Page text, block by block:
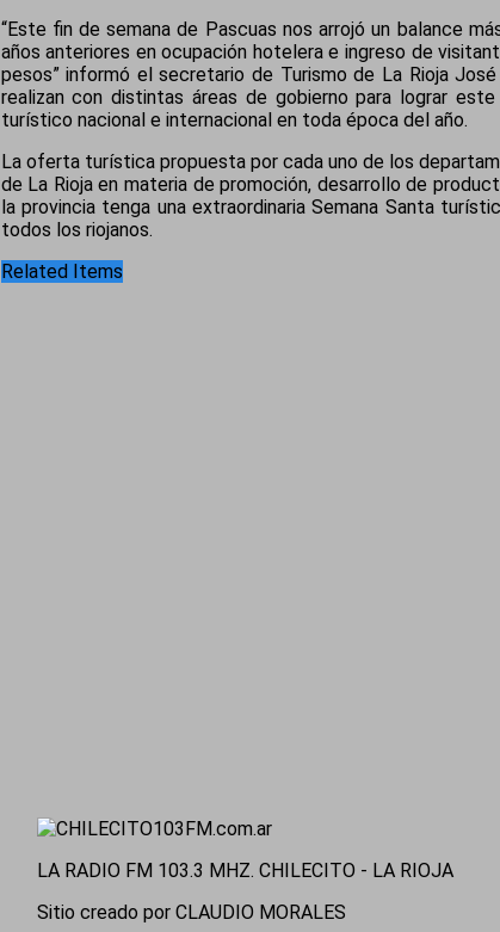
“Este fin de semana de Pascuas nos arrojó un balance
años anteriores en ocupación hotelera e ingreso de
pesos” informó el secretario de Turismo de La Rioja
realizan con distintas áreas de gobierno para lograr
turístico nacional e internacional en toda época del año.
La oferta turística propuesta por cada uno de los
de La Rioja en materia de promoción, desarrollo de
la provincia tenga una extraordinaria Semana Santa
todos los riojanos.
Related Items
LA RADIO FM 103.3 MHZ. CHILECITO - LA RIOJA
Sitio creado por CLAUDIO MORALES